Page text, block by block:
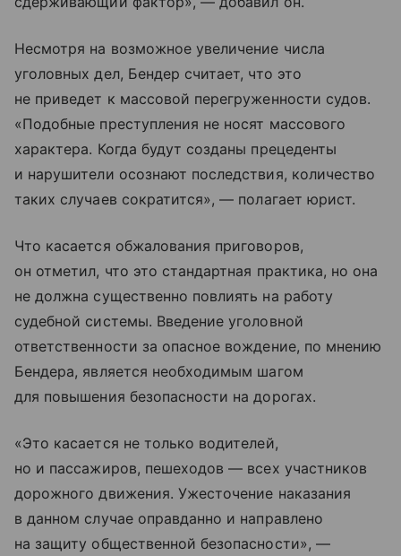
Несмотря на возможное увеличение числа
уголовных дел, Бендер считает, что это
не приведет к массовой перегруженности судов.
«Подобные преступления не носят массового
характера. Когда будут созданы прецеденты
и нарушители осознают последствия, количество
таких случаев сократится», — полагает юрист.
Что касается обжалования приговоров,
он отметил, что это стандартная практика, но она
не должна существенно повлиять на работу
судебной системы. Введение уголовной
ответственности за опасное вождение, по мнению
Бендера, является необходимым шагом
для повышения безопасности на дорогах.
«Это касается не только водителей,
но и пассажиров, пешеходов — всех участников
дорожного движения. Ужесточение наказания
в данном случае оправданно и направлено
на защиту общественной безопасности», —